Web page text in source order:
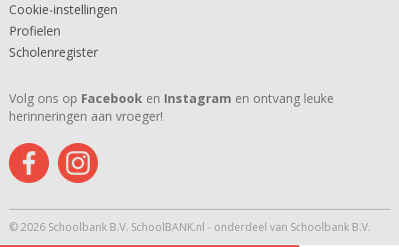
Cookie-instellingen
Profielen
Scholenregister
Volg ons op Facebook en Instagram en ontvang leuke
herinneringen aan vroeger!
© 2026 Schoolbank B.V. SchoolBANK.nl - onderdeel van Schoolbank B.V.